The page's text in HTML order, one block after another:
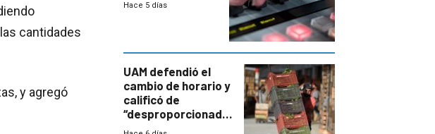
cantidades
y agregó
Hace 5 días
UAM defendió el
cambio de horario y
calificó de
“desproporcionado”
el bloqueo de